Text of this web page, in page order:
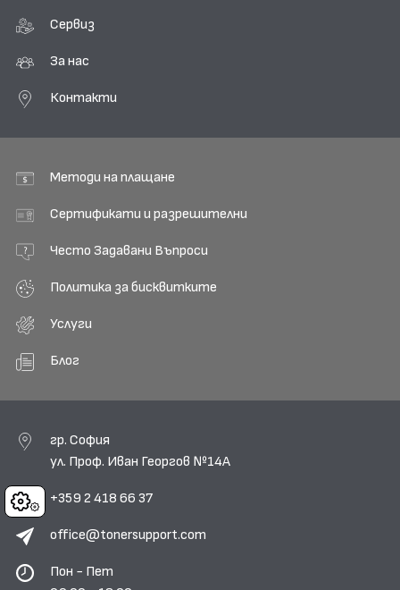
Cookies
Сервиз
За нас
Контакти
Методи на плащане
Сертификати и разрешителни
Често Задавани Въпроси
Политика за бисквитките
Услуги
Блог
гр. София
ул. Проф. Иван Георгов №14А
+359 2 418 66 37
office@tonersupport.com
Пон - Пет